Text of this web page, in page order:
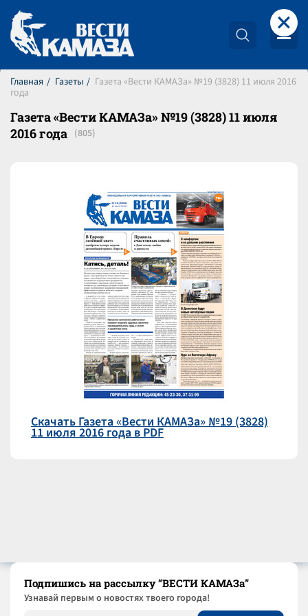
Главная Газеты
Газета «Вести КАМАЗа» №19 (3828) 11 июля 2016
года
Газета «Вести КАМАЗа» №19 (3828) 11 июля
2016 года
Скачать Газета «Вести КАМАЗа» №19 (3828)
11 июля 2016 года в PDF
+
Подпишись на рассылку “ВЕСТИ КАМАЗа”
Узнaвай первым о новостях твоего города!